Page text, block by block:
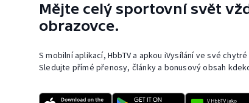
Mějte celý sportovní svět
obrazovce.
S mobilní aplikací, HbbTV a apkou iVysílání ve své
Sledujte přímé přenosy, články a bonusový obsah